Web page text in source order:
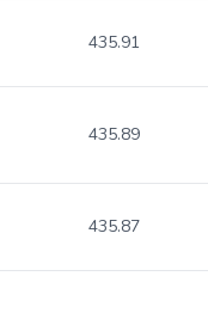
435.91
435.89
435.87